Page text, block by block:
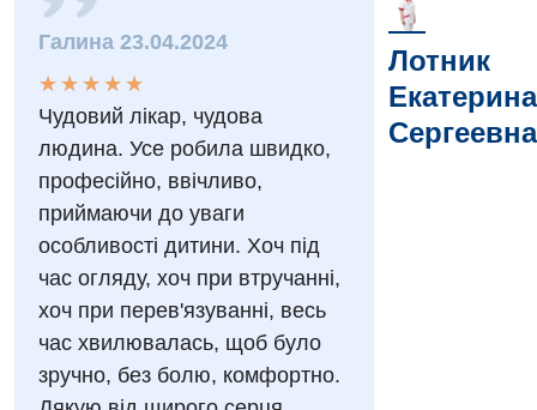
Интернатура
Энциклопедия
Программа лояльности
Отзывы
Видео
Ангиографические исследования
Компьютерная томография
Магнитно-резонансная томография
Маммография
Нейросонография
Рентгенография
УЗИ
Эндоскопическое отделение
Гинекологическое отделение
Диагностическое отделение
Дневной стационар
Онкологическое отделение
Отдел госпитализации
Отделение интенсивной терапии
Отделение неотложных состояний
Декларирование
Лечение острого инфаркта
Национальный скрининг здоровья 40+
Галина 23.04.2024
★
★
★
★
★
★ ★ ★ ★ ★
Чудовий лікар, чудова
людина. Усе робила швидко,
професійно, ввічливо,
приймаючи до уваги
особливості дитини. Хоч під
час огляду, хоч при втручанні,
хоч при перев'язуванні, весь
час хвилювалась, щоб було
зручно, без болю, комфортно.
Лотник
Екатерина
Сергеевна